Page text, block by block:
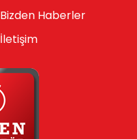
Bizden Haberler
İletişim